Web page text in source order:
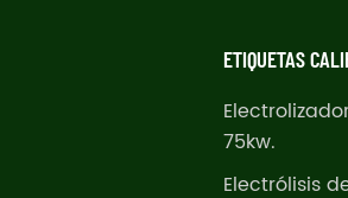
ETIQUETAS
75kw.
Electrólisis